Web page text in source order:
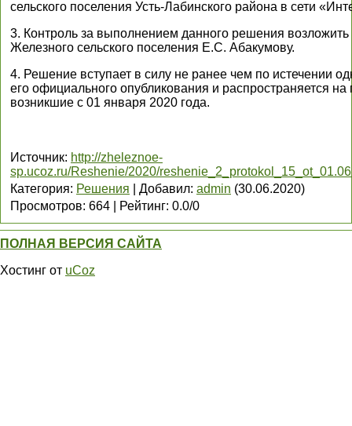
сельского поселения Усть-Лабинского района в сети
3. Контроль за выполнением данного решения возложить
Железного сельского поселения Е.С. Абакумову.
4. Решение вступает в силу не ранее чем по истечении
его официального опубликования и распространяется
возникшие с 01 января 2020 года.
Источник: http://zheleznoe-
sp.ucoz.ru/Reshenie/2020/
Категория: Решения Добавил: admin (30.06.2020)
Просмотров: 664 Рейтинг: 0.0/0
ПОЛНАЯ ВЕРСИЯ САЙТА
Хостинг от uCoz